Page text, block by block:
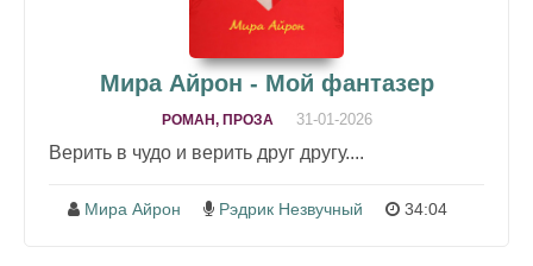
Мира Айрон - Мой фантазер
РОМАН, ПРОЗА 31-01-2026
Верить в чудо и верить друг другу....
Мира Айрон Рэдрик Незвучный 34:04